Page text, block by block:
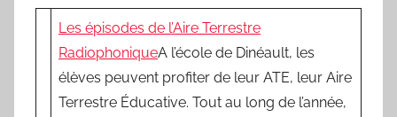
Les épisodes de l’Aire Terrestre
RadiophoniqueA l’école de Dinéault, les
élèves peuvent profiter de leur ATE, leur Aire
Terrestre Éducative. Tout au long de l’année,